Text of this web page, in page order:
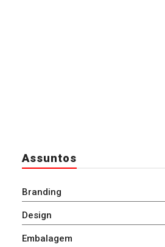
Assuntos
Branding
Design
Embalagem